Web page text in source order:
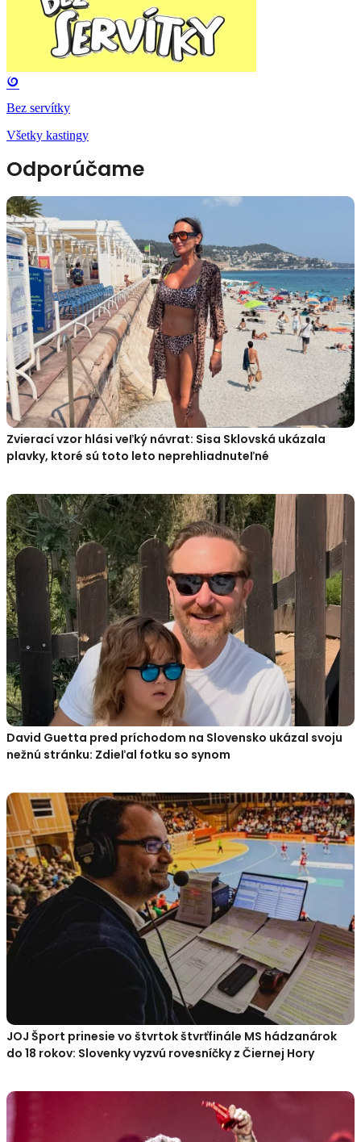
Bez servítky
Všetky kastingy
Odporúčame
Zvierací vzor hlási veľký návrat: Sisa Sklovská ukázala
plavky, ktoré sú toto leto neprehliadnuteľné
David Guetta pred príchodom na Slovensko ukázal svoju
nežnú stránku: Zdieľal fotku so synom
JOJ Šport prinesie vo štvrtok štvrťfinále MS hádzanárok
do 18 rokov: Slovenky vyzvú rovesníčky z Čiernej Hory